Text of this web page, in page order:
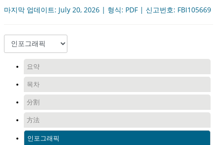
마지막 업데이트: July 20, 2026 | 형식: PDF | 신고번호: FBI105669
요약
목차
分割
方法
인포그래픽